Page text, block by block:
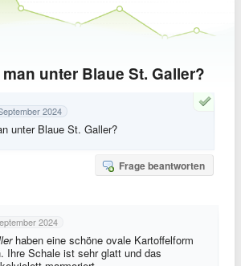
unter Blaue St. Galler?
2024
unter Blaue St. Galler?
Frage beantworten
2024
haben eine schöne ovale Kartoffelform
Ihre Schale ist sehr glatt und das